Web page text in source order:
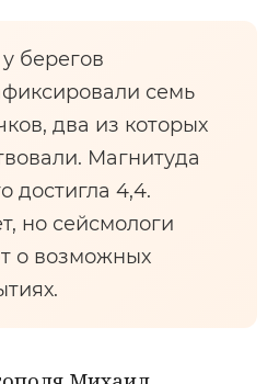
берегов
семь
два из которых
Магнитуда
достигла 4,4.
но сейсмологи
о возможных